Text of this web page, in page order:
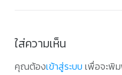
ใส่ความเห็น
คุณต้องเข้าสู่ระบบ เพื่อจะพิ